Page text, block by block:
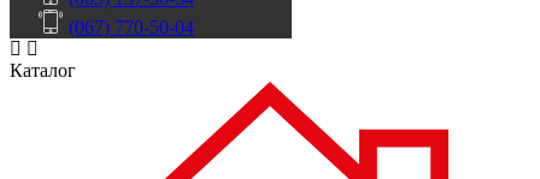
(067) 770-50-04
Каталог